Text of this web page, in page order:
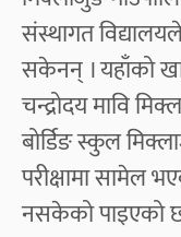
संस्थागत विद्यालयले
सकेनन् । यहाँको
चन्द्रोदय मावि
बोर्डिङ स्कुल
परीक्षामा सामेल
नसकेको पाइएको